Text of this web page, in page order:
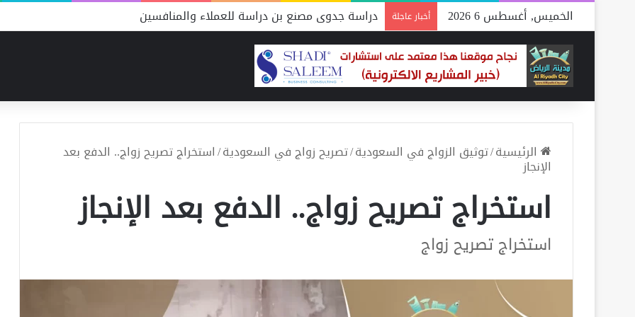
الخميس, أغسطس 6 2026 أخبار عاجلة دراسة جدوى مصنع بن دراسة للعملاء والمنافسين
الرئيسية/توثيق الزواج في السعودية/تصريح زواج في السعودية/استخراج تصريح زواج.. الدفع بعد
الإنجاز
استخراج تصريح زواج.. الدفع بعد الإنجاز
استخراج تصريح زواج